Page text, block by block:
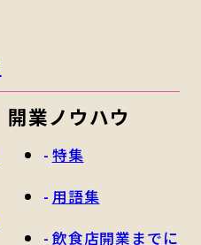
開業ノウハウ
特集
用語集
飲食店開業までに